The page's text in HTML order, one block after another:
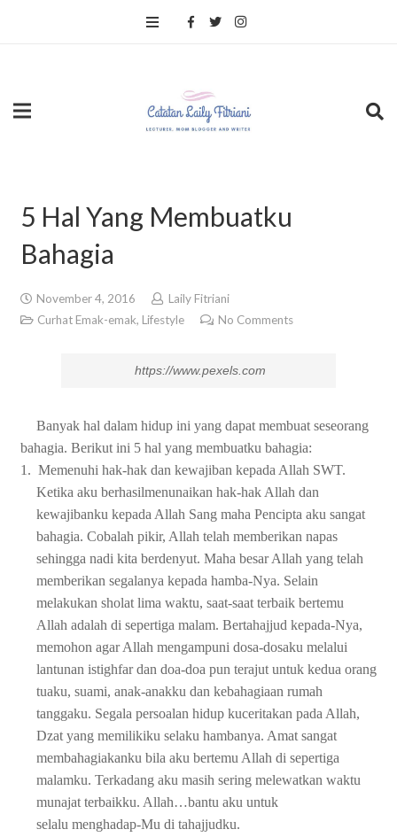
5 Hal Yang Membuatku
Bahagia
November 4, 2016
Laily Fitriani
Curhat Emak-emak, Lifestyle No Comments
https://www.pexels.com
Banyak hal dalam hidup ini yang dapat membuat seseorang
bahagia. Berikut ini 5 hal yang membuatku bahagia:
1. Memenuhi hak-hak dan kewajiban kepada Allah SWT.
Ketika aku berhasilmenunaikan hak-hak Allah dan
kewajibanku kepada Allah Sang maha Pencipta aku sangat
bahagia. Cobalah pikir, Allah telah memberikan napas
sehingga nadi kita berdenyut. Maha besar Allah yang telah
memberikan segalanya kepada hamba-Nya. Selain
melakukan sholat lima waktu, saat-saat terbaik bertemu
Allah adalah di sepertiga malam. Bertahajjud kepada-Nya,
memohon agar Allah mengampuni dosa-dosaku melalui
lantunan istighfar dan doa-doa pun terajut untuk kedua orang
tuaku, suami, anak-anakku dan kebahagiaan rumah
tanggaku. Segala persoalan hidup kuceritakan pada Allah,
Dzat yang memilikiku selaku hambanya. Amat sangat
membahagiakanku bila aku bertemu Allah di sepertiga
malamku. Terkadang aku masih sering melewatkan waktu
munajat terbaikku. Allah…bantu aku untuk
selalu menghadap-Mu di tahajjudku.